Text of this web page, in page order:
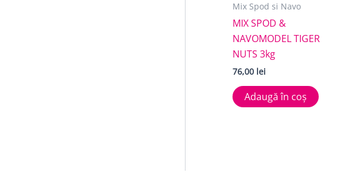
Mix Spod si Navo
MIX SPOD &
NAVOMODEL TIGER
NUTS 3kg
76,00 lei
Adaugă în coș